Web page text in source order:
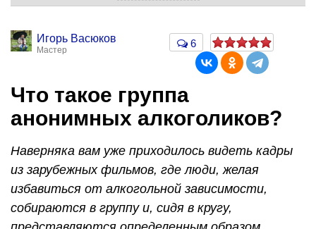
Игорь Васюков
Мастер
6
Что такое группа
анонимных алкоголиков?
Наверняка вам уже приходилось видеть кадры
из зарубежных фильмов, где люди, желая
избавиться от алкогольной зависимости,
собираются в группу и, сидя в кругу,